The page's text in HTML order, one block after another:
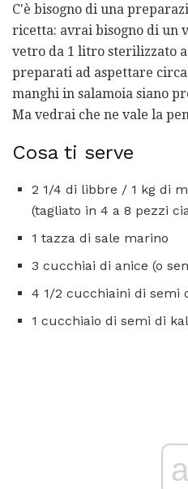
C'è bisogno di una
ricetta: avrai bisogno di un
vetro da 1 litro sterilizzato
preparati ad aspettare
manghi in salamoia siano
Ma vedrai che ne vale la
Cosa ti serve
2 1/4 di libbre / 1 kg di
(tagliato in 4 a 8 pezzi
1 tazza di sale marino
3 cucchiai di anice (o
4 1/2 cucchiaini di semi
1 cucchiaio di semi di